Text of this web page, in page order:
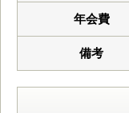
年会費
備考